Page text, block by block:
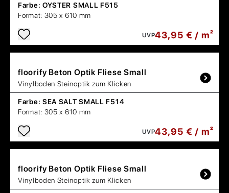
Farbe: OYSTER SMALL F515
Format: 305 x 610 mm
UVP43,95 € / m²
floorify Beton Optik Fliese Small
Vinylboden Steinoptik zum Klicken
Farbe: SEA SALT SMALL F514
Format: 305 x 610 mm
UVP43,95 € / m²
floorify Beton Optik Fliese Small
Vinylboden Steinoptik zum Klicken